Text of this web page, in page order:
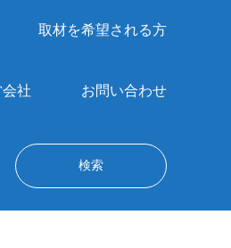
取材を希望される方
社 お問い合わせ